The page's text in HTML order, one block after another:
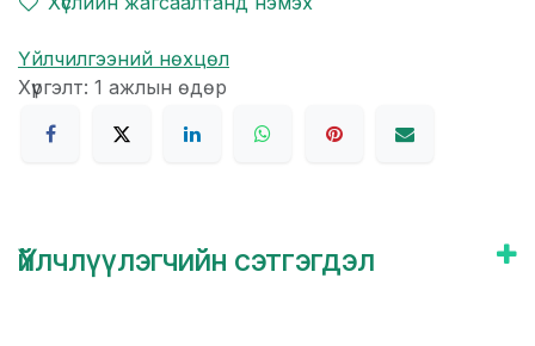
Үйлчилгээний нөхцөл
Хүргэлт: 1 ажлын өдөр
Үйлчлүүлэгчийн сэтгэгдэл